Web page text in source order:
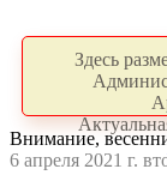
Здесь
Внимание,
6 апреля 2021 г.